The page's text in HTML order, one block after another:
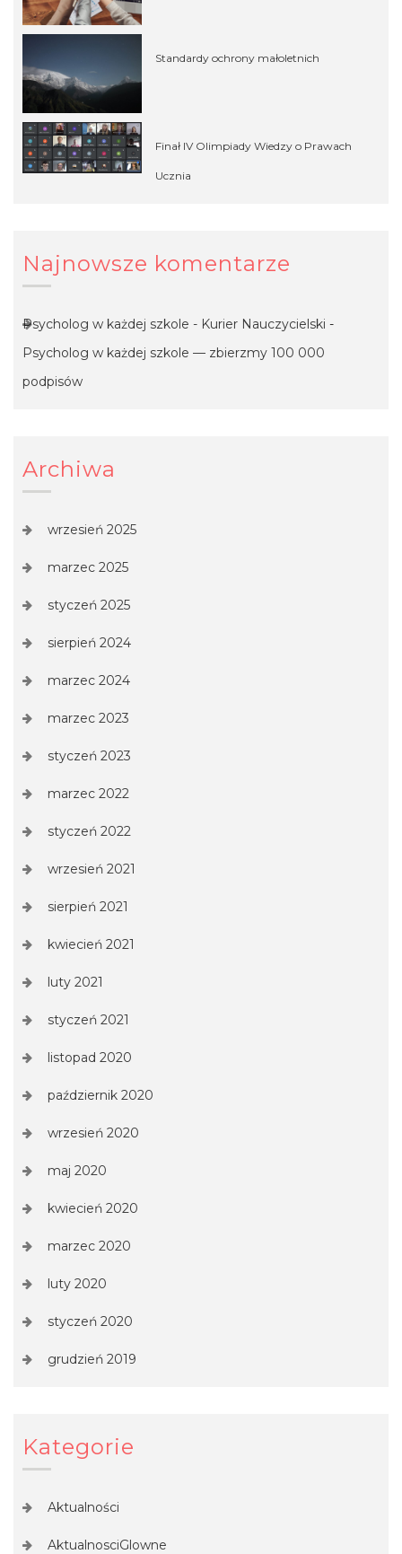
Standardy ochrony małoletnich
Finał IV Olimpiady Wiedzy o Prawach
Ucznia
Najnowsze komentarze
Psycholog w każdej szkole - Kurier Nauczycielski -
Psycholog w każdej szkole — zbierzmy 100 000
podpisów
Archiwa
wrzesień 2025
marzec 2025
styczeń 2025
sierpień 2024
marzec 2024
marzec 2023
styczeń 2023
marzec 2022
styczeń 2022
wrzesień 2021
sierpień 2021
kwiecień 2021
luty 2021
styczeń 2021
listopad 2020
październik 2020
wrzesień 2020
maj 2020
kwiecień 2020
marzec 2020
luty 2020
styczeń 2020
grudzień 2019
Kategorie
Aktualności
AktualnosciGlowne